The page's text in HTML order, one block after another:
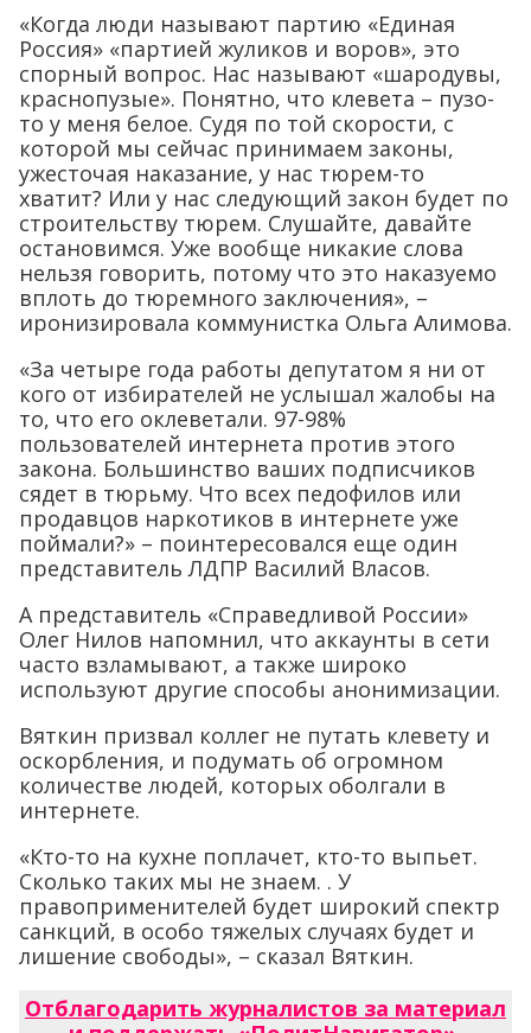
«Когда люди называют партию «Единая
Россия» «партией жуликов и воров», это
спорный вопрос. Нас называют «шародувы,
краснопузые». Понятно, что клевета – пузо-
то у меня белое. Судя по той скорости, с
которой мы сейчас принимаем законы,
ужесточая наказание, у нас тюрем-то
хватит? Или у нас следующий закон будет по
строительству тюрем. Слушайте, давайте
остановимся. Уже вообще никакие слова
нельзя говорить, потому что это наказуемо
вплоть до тюремного заключения», –
иронизировала коммунистка Ольга Алимова.
«За четыре года работы депутатом я ни от
кого от избирателей не услышал жалобы на
то, что его оклеветали. 97-98%
пользователей интернета против этого
закона. Большинство ваших подписчиков
сядет в тюрьму. Что всех педофилов или
продавцов наркотиков в интернете уже
поймали?» – поинтересовался еще один
представитель ЛДПР Василий Власов.
А представитель «Справедливой России»
Олег Нилов напомнил, что аккаунты в сети
часто взламывают, а также широко
используют другие способы анонимизации.
Вяткин призвал коллег не путать клевету и
оскорбления, и подумать об огромном
количестве людей, которых оболгали в
интернете.
«Кто-то на кухне поплачет, кто-то выпьет.
Сколько таких мы не знаем. . У
правоприменителей будет широкий спектр
санкций, в особо тяжелых случаях будет и
лишение свободы», – сказал Вяткин.
Отблагодарить журналистов за материал